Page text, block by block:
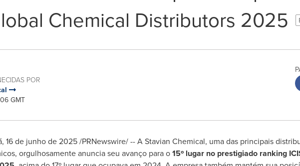
Chemical Distributors 2025
POR
GMT
, 16 de junho de 2025/PRNewswire/ -- A Stavian Chemical, uma das principais
orgulhosamente anuncia seu avanço para o15º lugar no prestigiado ranking